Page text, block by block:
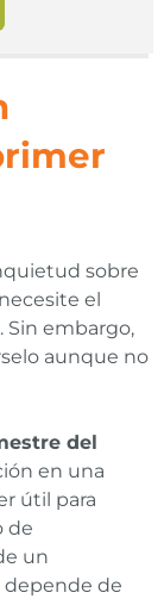
sobre
el
embargo,
aunque no
del
en una
útil para
de
un
de